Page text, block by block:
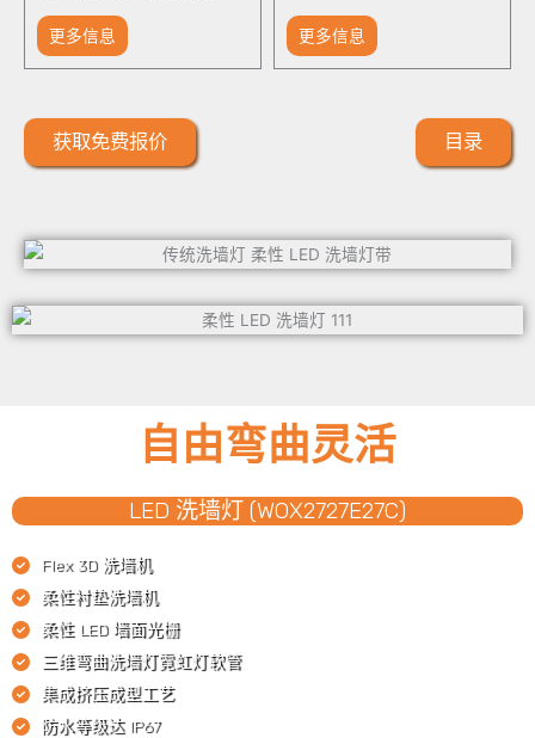
更多信息 更多信息
获取免费报价 目录
自由弯曲灵活
LED 洗墙灯 (WOX2727E27C)
Flex 3D 洗墙机
柔性衬垫洗墙机
柔性 LED 墙面光栅
三维弯曲洗墙灯霓虹灯软管
集成挤压成型工艺
防水等级达 IP67